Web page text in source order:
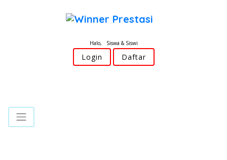
Halo, Siswa & Siswi
Login Daftar